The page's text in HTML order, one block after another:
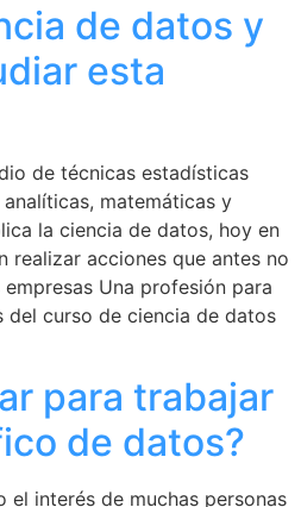
de datos y
esta
de técnicas estadísticas
matemáticas y
la ciencia de datos, hoy en
realizar acciones que antes no
Una profesión para
del curso de ciencia de datos
para trabajar
de datos?
el interés de muchas personas